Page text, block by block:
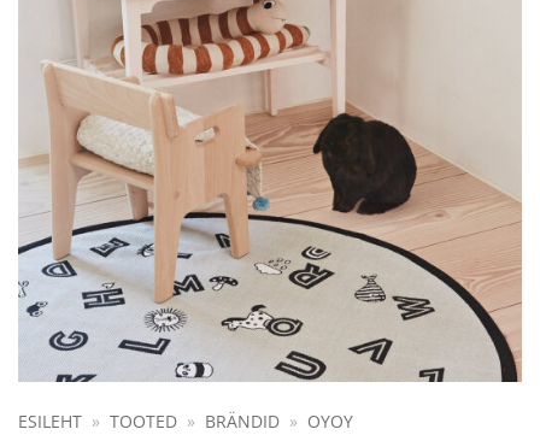
ESILEHT » TOOTED » BRÄNDID » OYOY